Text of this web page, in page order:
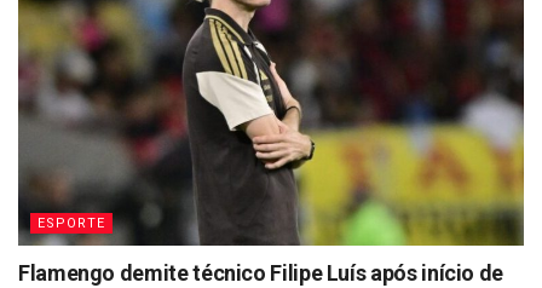
ESPORTE
Flamengo demite técnico Filipe Luís após início de